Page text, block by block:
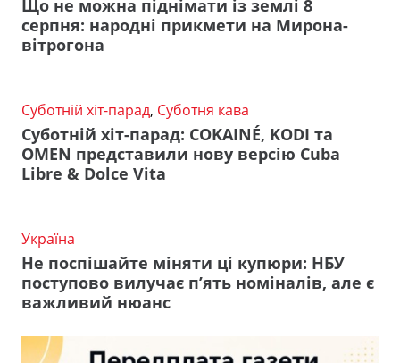
Що не можна піднімати із землі 8
серпня: народні прикмети на Мирона-
вітрогона
Суботній хіт-парад, Суботня кава
Суботній хіт-парад: COKAINÉ, KODI та
OMEN представили нову версію Cuba
Libre & Dolce Vita
Україна
Не поспішайте міняти ці купюри: НБУ
поступово вилучає п’ять номіналів, але є
важливий нюанс